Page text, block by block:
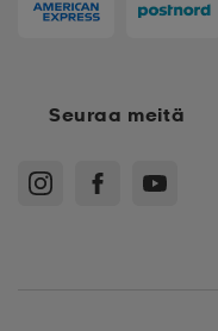
Seuraa meitä